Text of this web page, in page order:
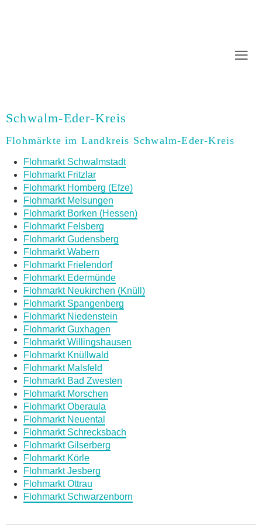
Schwalm-Eder-Kreis
Flohmärkte im Landkreis Schwalm-Eder-Kreis
Flohmarkt Schwalmstadt
Flohmarkt Fritzlar
Flohmarkt Homberg (Efze)
Flohmarkt Melsungen
Flohmarkt Borken (Hessen)
Flohmarkt Felsberg
Flohmarkt Gudensberg
Flohmarkt Wabern
Flohmarkt Frielendorf
Flohmarkt Edermünde
Flohmarkt Neukirchen (Knüll)
Flohmarkt Spangenberg
Flohmarkt Niedenstein
Flohmarkt Guxhagen
Flohmarkt Willingshausen
Flohmarkt Knüllwald
Flohmarkt Malsfeld
Flohmarkt Bad Zwesten
Flohmarkt Morschen
Flohmarkt Oberaula
Flohmarkt Neuental
Flohmarkt Schrecksbach
Flohmarkt Gilserberg
Flohmarkt Körle
Flohmarkt Jesberg
Flohmarkt Ottrau
Flohmarkt Schwarzenborn